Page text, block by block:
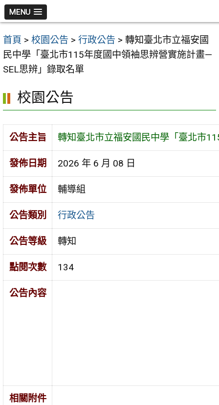
跳
至
主
要
內
區
MENU
首頁 > 校園公告 > 行政公告 > 轉知臺北市立福安國
民中學「臺北市115年度國中領袖思辨營實施計畫—
SEL思辨」錄取名單
校園公告
公告主旨 轉知臺北市立福安國民中學「臺北市
發佈日期 2026 年 6 月 08 日
發佈單位 輔導組
公告類別 行政公告
公告等級 轉知
點閱次數 134
公告內容
相關附件